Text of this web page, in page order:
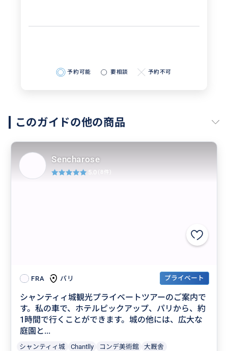
予約可能 要相談 予約不可
このガイドの他の商品
FRA パリ プライベート
シャンティィ城観光プライベートツアーのご案内で
す。私の車で、ホテルピックアップ、パリから、約
1時間で行くことができます。城の他には、広大な
庭園と...
シャンティィ城 Chantlly コンデ美術館 大厩舎
Sencharose
5.0 (8件)